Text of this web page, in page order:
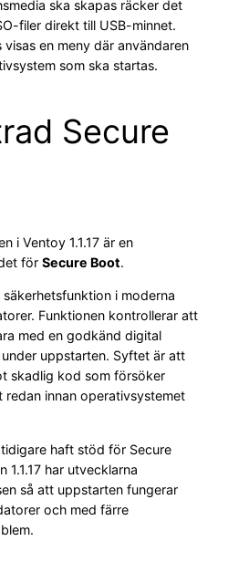
ska skapas räcker det
filer direkt till USB-minnet.
en meny där användaren
som ska startas.
Secure
i Ventoy 1.1.17 är en
för Secure Boot.
i moderna
Funktionen kontrollerar att
med en godkänd digital
uppstarten. Syftet är att
skadlig kod som försöker
redan innan operativsystemet
haft stöd för Secure
1.1.17 har utvecklarna
så att uppstarten fungerar
och med färre